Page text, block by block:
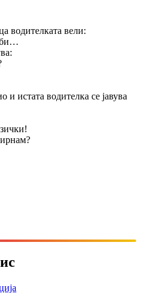
водителката вели:
и истата водителка се јавува